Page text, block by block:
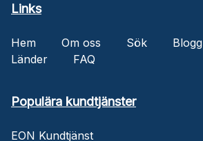
Links
Hem Om oss Sök Blogg
Länder
FAQ
Populära kundtjänster
EON Kundtjänst